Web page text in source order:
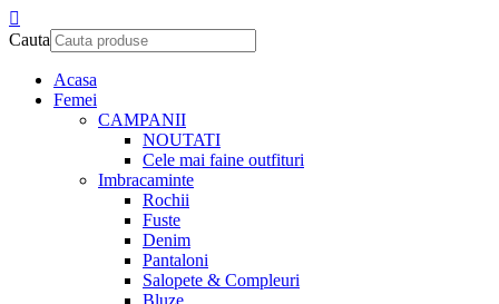
Cauta
Acasa
Femei
CAMPANII
NOUTATI
Cele mai faine outfituri
Imbracaminte
Rochii
Fuste
Denim
Pantaloni
Salopete & Compleuri
Bluze